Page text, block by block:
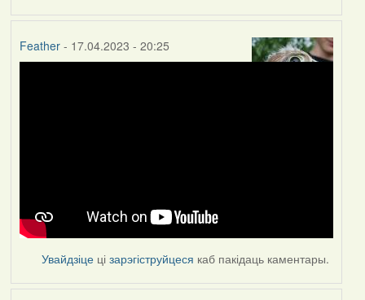
Feather- 17.04.2023 - 20:25
Увайдзіце цізарэгіструйцеся каб пакідаць каментары.